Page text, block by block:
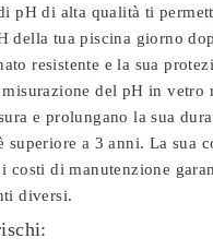
pH di alta qualità ti
della tua piscina giorno
resistente e la sua
del pH in vetro
e prolungano la sua
superiore a 3 anni. La sua
costi di manutenzione
diversi.